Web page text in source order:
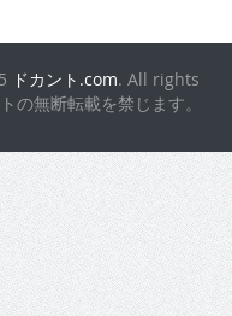
ドカント.com. All rights
無断転載を禁じます。